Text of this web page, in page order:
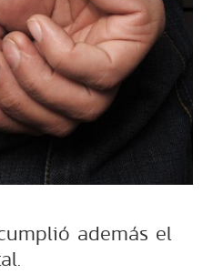
además el